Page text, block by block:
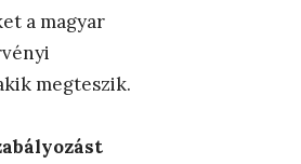
a magyar
megteszik.